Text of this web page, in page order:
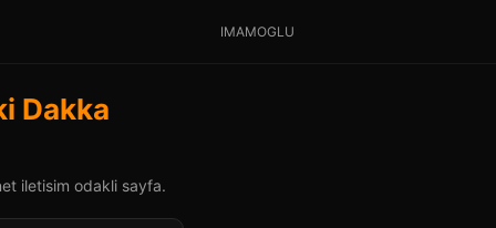
IMAMOGLU
Dakka
iletisim odakli sayfa.